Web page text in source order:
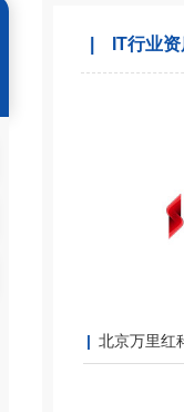
IT行业
北京万里红